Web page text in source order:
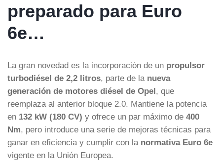
preparado para Euro
6e…
La gran novedad es la incorporación de un propulsor
turbodiésel de 2,2 litros, parte de la nueva
generación de motores diésel de Opel, que
reemplaza al anterior bloque 2.0. Mantiene la potencia
en 132 kW (180 CV) y ofrece un par máximo de 400
Nm, pero introduce una serie de mejoras técnicas para
ganar en eficiencia y cumplir con la normativa Euro 6e
vigente en la Unión Europea.